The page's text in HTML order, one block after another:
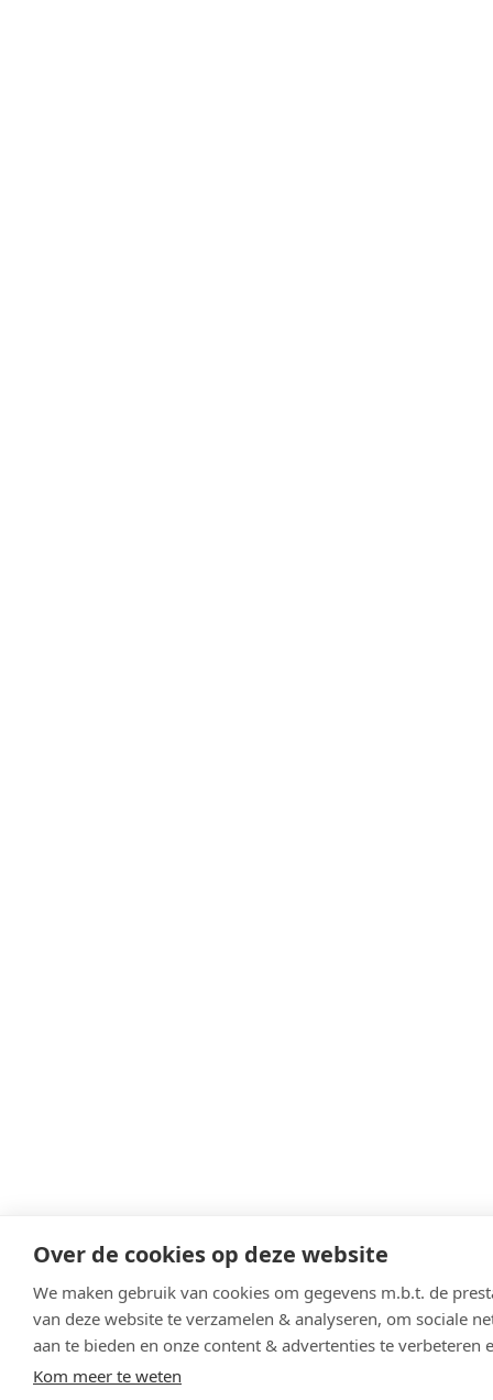
Over de cookies op deze website
We maken gebruik van cookies om gegevens m.b.t. de
van deze website te verzamelen & analyseren, om sociale
aan te bieden en onze content & advertenties te verbeteren
Kom meer te weten